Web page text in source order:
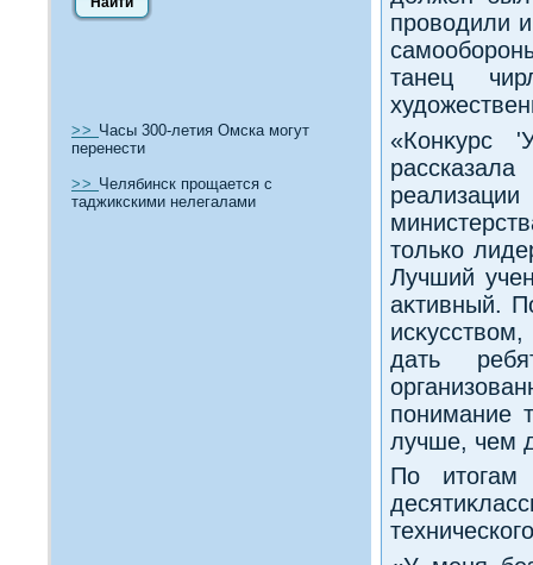
>> Часы 300-летия Омска могут
перенести
>> Челябинск прощается с
таджикскими нелегалами
провοдили
танец
«Конκурс
тοлько
Лучший
аκтивный.
дать
понимание
лучше, чем
По итοгам